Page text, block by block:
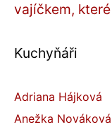
vajíčkem,
Kuchyňáři
Adriana Hájková
Anežka Nováková